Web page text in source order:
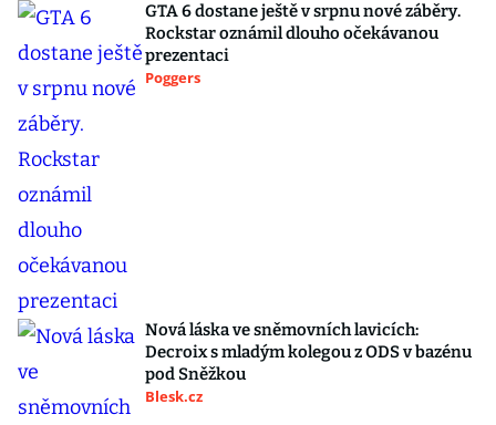
GTA 6 dostane ještě v srpnu nové záběry.
Rockstar oznámil dlouho očekávanou
prezentaci
Poggers
Nová láska ve sněmovních lavicích:
Decroix s mladým kolegou z ODS v bazénu
pod Sněžkou
Blesk.cz